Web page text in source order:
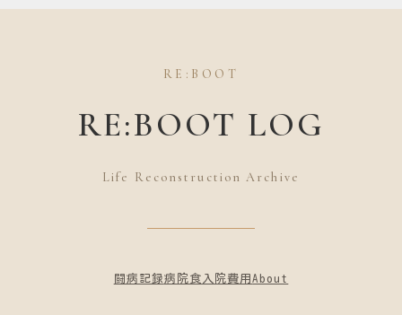
RE:BOOT
RE:BOOT LOG
Life Reconstruction Archive
闘病記録病院食 入院費用About